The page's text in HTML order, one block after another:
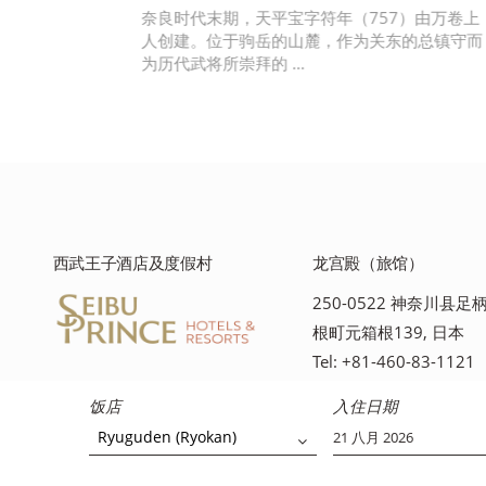
饭店
Ryuguden (Ryokan)
入住日期
奈良时代末期，天平宝字符年（757）由万卷上
人创建。位于驹岳的山麓，作为关东的总镇守而
为历代武将所崇拜的 …
西武王子酒店及度假村
龙宫殿（旅馆）
250-0522 神奈川县足
根町元箱根139, 日本
Tel: +81-460-83-1121